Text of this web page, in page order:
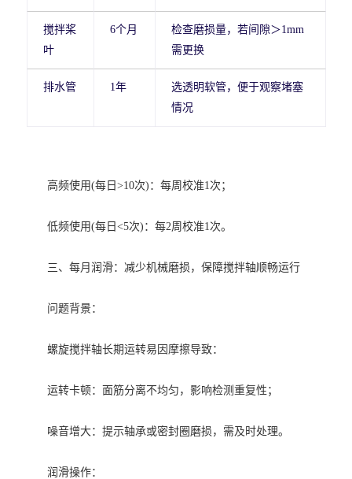
搅拌桨
叶
6个月
检查磨损量，若间隙＞1mm
需更换
排水管 1年
选透明软管，便于观察堵塞
情况
高频使用(每日>10次)：每周校准1次；
低频使用(每日<5次)：每2周校准1次。
三、每月润滑：减少机械磨损，保障搅拌轴顺畅运行
问题背景：
螺旋搅拌轴长期运转易因摩擦导致：
运转卡顿：面筋分离不均匀，影响检测重复性；
噪音增大：提示轴承或密封圈磨损，需及时处理。
润滑操作：